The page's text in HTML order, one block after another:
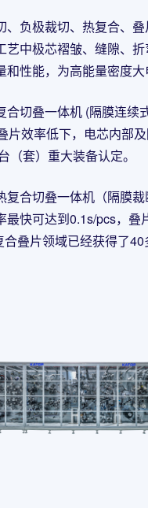
负极裁切、热复合、
中极芯褶皱、缝隙、
性能，为高能量密度大
切叠一体机 (隔膜连续
片效率低下，电芯内部
套）重大装备认定。
合切叠一体机（隔膜
最快可达到0.1s/pcs，
叠片领域已经获得了40